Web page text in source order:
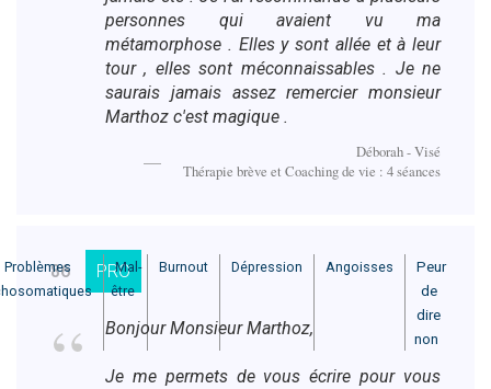
personnes qui avaient vu ma
métamorphose . Elles y sont allée et à leur
tour , elles sont méconnaissables . Je ne
saurais jamais assez remercier monsieur
Marthoz c'est magique .
Déborah - Visé
Thérapie brève et Coaching de vie : 4 séances
86 PRO
Problèmes
Mal-
être
Burnout Dépression Angoisses
Peur
de
dire
non
Bonjour Monsieur Marthoz,
Je me permets de vous écrire pour vous